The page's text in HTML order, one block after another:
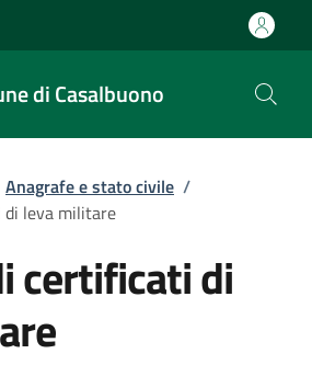
di Casalbuono
Anagrafe e stato civile /
di leva militare
certificati di